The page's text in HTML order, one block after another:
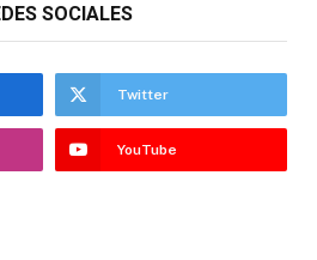
SOCIALES
Twitter
YouTube